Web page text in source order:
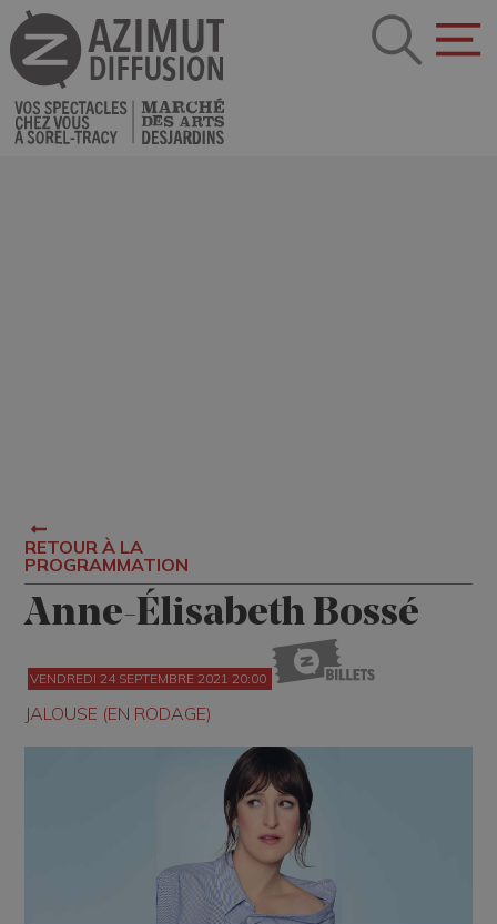
RETOUR À LA
PROGRAMMATION
Anne-Élisabeth Bossé
VENDREDI 24 SEPTEMBRE 2021 20:00
JALOUSE (EN RODAGE)